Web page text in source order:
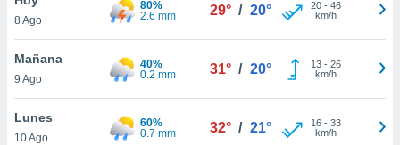
en
más
nuestra
8 Ago
80%
2.6 mm
29° / 20° 20- 46
km/h
Mañana
9 Ago
40%
0.2 mm
31° / 20° 13- 26
km/h
Lunes
10 Ago
60%
0.7 mm
32° / 21° 16- 33
km/h